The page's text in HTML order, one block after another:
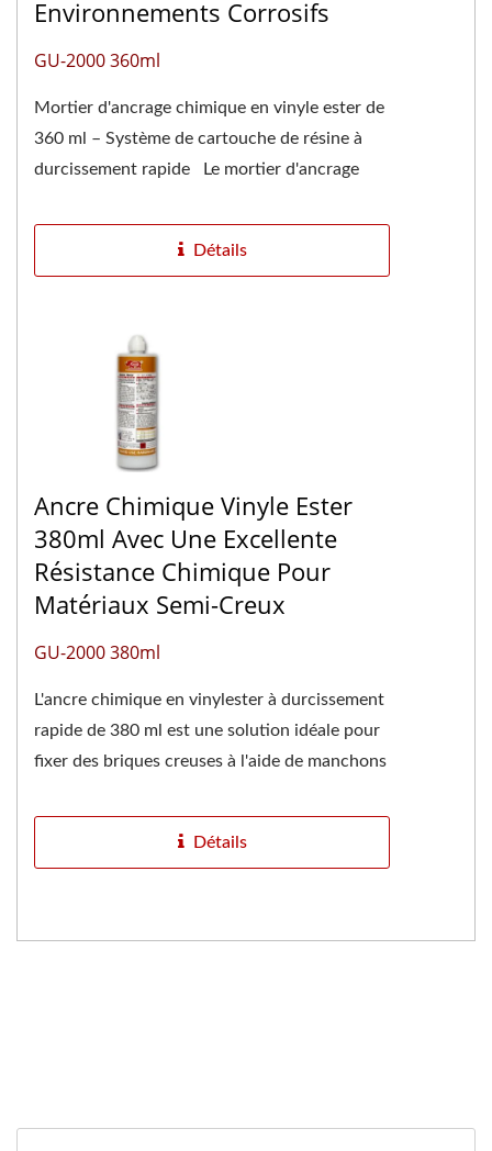
Environnements Corrosifs
GU-2000 360ml
Mortier d'ancrage chimique en vinyle ester de
360 ml – Système de cartouche de résine à
durcissement rapide Le mortier d'ancrage
Détails
Ancre Chimique Vinyle Ester
380ml Avec Une Excellente
Résistance Chimique Pour
Matériaux Semi-Creux
GU-2000 380ml
L'ancre chimique en vinylester à durcissement
rapide de 380 ml est une solution idéale pour
fixer des briques creuses à l'aide de manchons
Détails